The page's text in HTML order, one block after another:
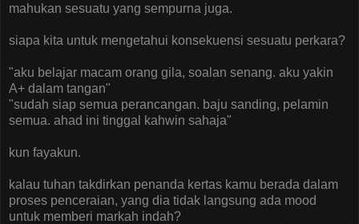
mahukan sesuatu yang sempurna juga.
siapa kita untuk mengetahui konsekuensi sesuatu perkara?
"aku belajar macam orang gila, soalan senang. aku yakin
A+ dalam tangan"
"sudah siap semua perancangan. baju sanding, pelamin
semua. ahad ini tinggal kahwin sahaja"
kun fayakun.
kalau tuhan takdirkan penanda kertas kamu berada dalam
proses penceraian, yang dia tidak langsung ada mood
untuk memberi markah indah?